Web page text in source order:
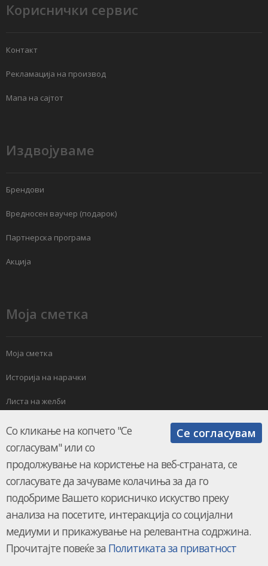
Кориснички сервис
Контакт
Рекламација на производ
Мапа на сајтот
Издвојуваме
Брендови
Вредносен ваучер (подарок)
Партнерска програма
Акција
Моја сметка
Моја сметка
Историја на нарачки
Листа на желби
Електронски билтен
КЛИМАМАРКЕТ.мк © 2026. UKION SHOPS
Се согласувам
Со кликање на копчето "Се
согласувам" или со
продолжување на користење на веб-страната, се
согласувате да зачуваме колачиња за да го
подобриме Вашето корисничко искуство преку
анализа на посетите, интеракција со социјални
медиуми и прикажување на релевантна содржина.
Прочитајте повеќе за Политиката за приватност